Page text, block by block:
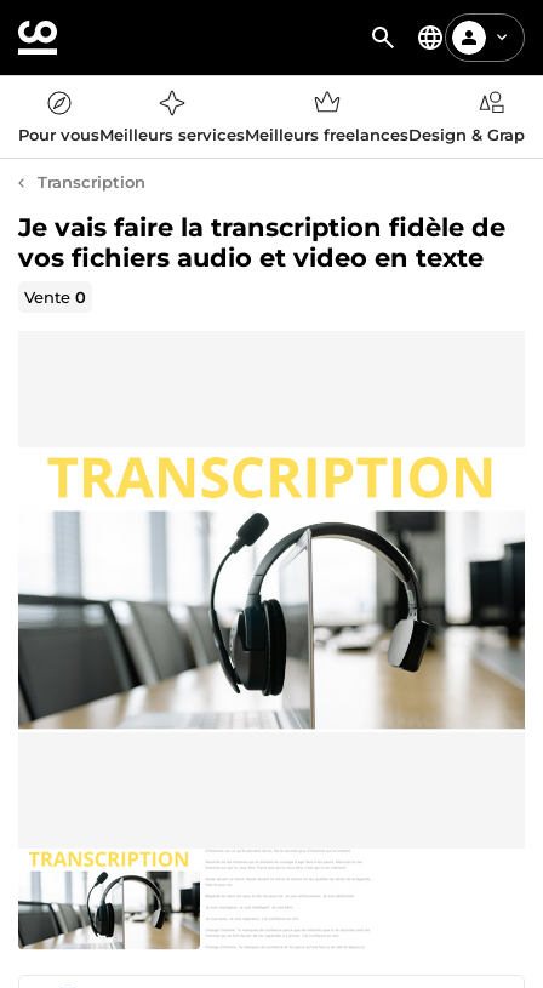
Pour vousMeilleurs servicesMeilleurs freelancesDesign &
Transcription
Je vais faire la transcription fidèle de
vos fichiers audio et video en texte
Vente0